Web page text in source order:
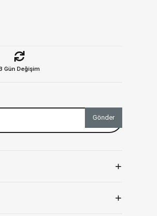
Gün Değişim
Gönder
+
+